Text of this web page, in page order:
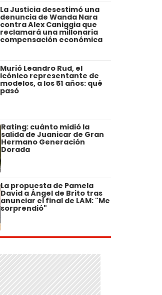
La Justicia desestimó una
denuncia de Wanda Nara
contra Alex Caniggia que
reclamará una millonaria
compensación económica
Murió Leandro Rud, el
icónico representante de
modelos, a los 51 años: qué
pasó
Rating: cuánto midió la
salida de Juanicar de Gran
Hermano Generación
Dorada
La propuesta de Pamela
David a Ángel de Brito tras
anunciar el final de LAM: "Me
sorprendió"